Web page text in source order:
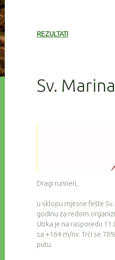
REZULTATI
Sv.
Dragi runneri,
u sklopu mjesne fešte
godinu za redom
Utrka je na rasporedu
sa +164 m/nv. Trči se
putu.